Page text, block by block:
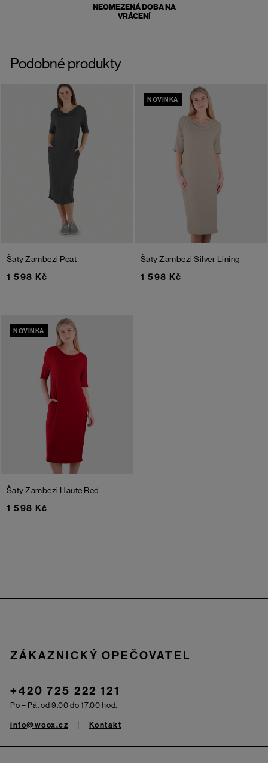
NEOMEZENÁ DOBA NA
VRÁCENÍ
Podobné produkty
Šaty Zambezi Peat
1 598 Kč
NOVINKA
Šaty ZambeziSilver Lining
1 598 Kč
NOVINKA
Šaty Zambezi Haute Red
1 598 Kč
ZÁKAZNICKÝ OPEČOVATEL
+420 725 222 121
Po – Pá: od 9.00 do 17.00 hod.
info@woox.cz Kontakt